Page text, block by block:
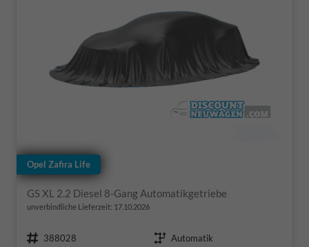
Opel Zafira Life
GS XL 2.2 Diesel 8-Gang Automatikgetriebe
unverbindliche Lieferzeit: 17.10.2026
Fahrzeugnr. 388028 Getriebe Automatik